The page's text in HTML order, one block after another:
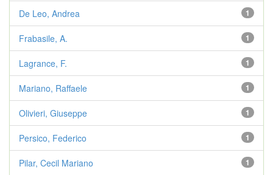
1
De Leo, Andrea
1
Frabasile, A.
1
Lagrance, F.
1
Mariano, Raffaele
1
Olivieri, Giuseppe
1
Persico, Federico
1
Pilar, Cecil Mariano